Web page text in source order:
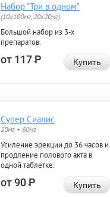
Набор "Три в одном"
(10x100мг, 20x20мг)
Большой набор из 3-х
препаратов.
от 117Р Купить
Супер Сиалис
20мг + 60мг
Усиление эрекции до 36 часов и
продление полового акта в
одной таблетке.
от 90Р Купить